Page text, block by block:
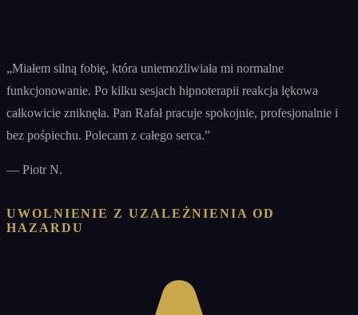
„Miałem silną fobię, która uniemożliwiała mi normalne
funkcjonowanie. Po kilku sesjach hipnoterapii reakcja lękowa
całkowicie zniknęła. Pan Rafał pracuje spokojnie, profesjonalnie i
bez pośpiechu. Polecam z całego serca.”
— Piotr N.
UWOLNIENIE Z UZALEŻNIENIA OD
HAZARDU